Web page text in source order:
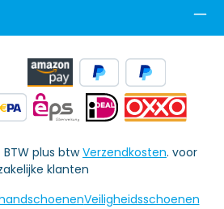
plus btwVerzendkosten. voor
klanten
Veiligheidsschoenen